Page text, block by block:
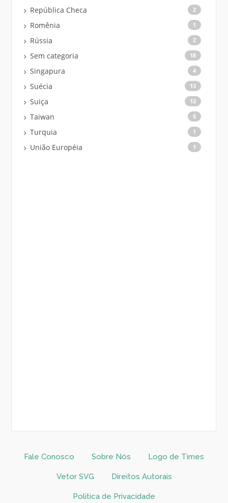
República Checa 2
Romênia 1
Rússia 2
Sem categoria 18
Singapura 4
Suécia 13
Suiça 12
Taiwan 5
Turquia 1
União Européia 1
Fale Conosco Sobre Nós Logo de Times
Vetor SVG Direitos Autorais
Politica de Privacidade